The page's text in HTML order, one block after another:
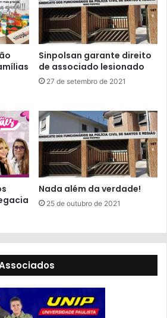
Sinpolsan garante direito
de associado lesionado
27 de setembro de 2021
Nada além da verdade!
25 de outubro de 2021